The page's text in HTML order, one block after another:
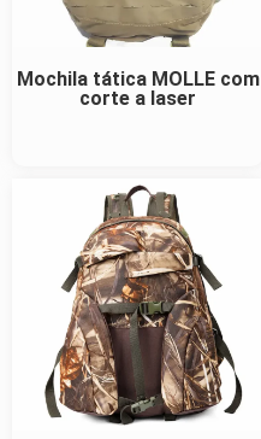
Mochila tática MOLLE com
corte a laser